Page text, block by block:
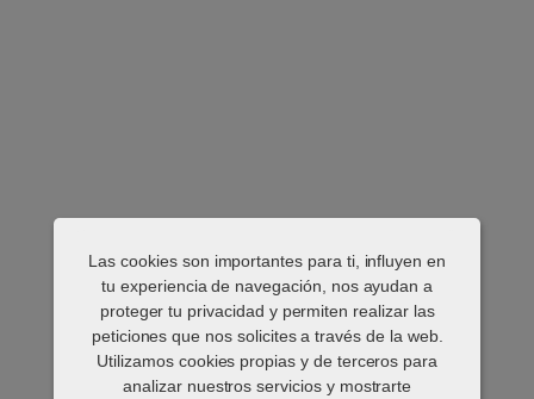
Las cookies son importantes para ti, influyen en
tu experiencia de navegación, nos ayudan a
proteger tu privacidad y permiten realizar las
peticiones que nos solicites a través de la web.
Utilizamos cookies propias y de terceros para
analizar nuestros servicios y mostrarte